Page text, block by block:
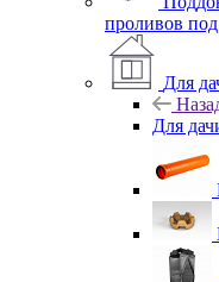
проливов
Для
Для